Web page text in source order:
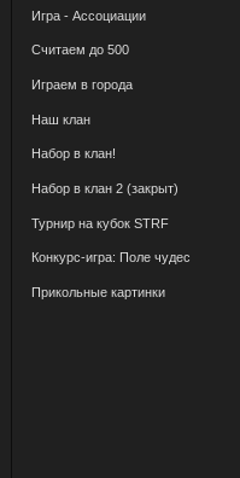
Игра - Ассоциации
Считаем до 500
Играем в города
Наш клан
Набор в клан!
Набор в клан 2 (закрыт)
Турнир на кубок STRF
Конкурс-игра: Поле чудес
Прикольные картинки